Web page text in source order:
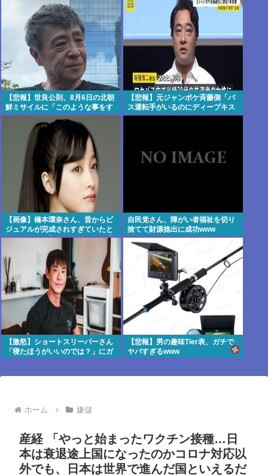
【悲報】世良公則、8月6日の北朝
鮮ミサイルに「このような事をす
る隣国」と怒りか
【悲報】元ジャンポケ斉藤側「バ
ス運転手がいるのにディープキス
なんてできない」
【画像】橋本環奈さん、昔からビ
ジュアルが完成されすぎていたと
話題にwww 【Pickup07091609】
自民党さん、障がい者福祉を切り
捨てて財源捻出に成功www
【激怒】ショートスリーパーさん
「寝たほうがいいのでは？」にガ
【悲報】男の趣味Tier表、ガチで
ヤバすぎるwww
ホーム 嫌儲
産経 「やっと始まったワクチン接種…日
本は衰退途上国になったのかコロナ対応以
外でも、日本は世界で進んだ国といえるだ